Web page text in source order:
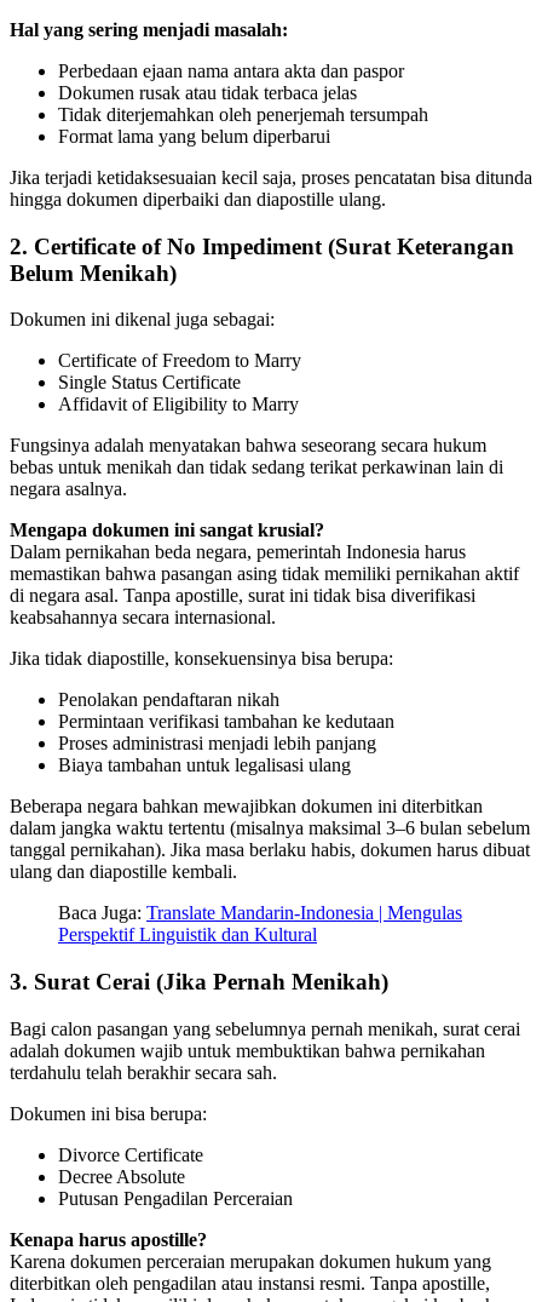
Hal yang sering menjadi masalah:
Perbedaan ejaan nama antara akta dan paspor
Dokumen rusak atau tidak terbaca jelas
Tidak diterjemahkan oleh penerjemah tersumpah
Format lama yang belum diperbarui
Jika terjadi ketidaksesuaian kecil saja, proses pencatatan bisa ditunda
hingga dokumen diperbaiki dan diapostille ulang.
2. Certificate of No Impediment (Surat Keterangan
Belum Menikah)
Dokumen ini dikenal juga sebagai:
Certificate of Freedom to Marry
Single Status Certificate
Affidavit of Eligibility to Marry
Fungsinya adalah menyatakan bahwa seseorang secara hukum
bebas untuk menikah dan tidak sedang terikat perkawinan lain di
negara asalnya.
Mengapa dokumen ini sangat krusial?
Dalam pernikahan beda negara, pemerintah Indonesia harus
memastikan bahwa pasangan asing tidak memiliki pernikahan aktif
di negara asal. Tanpa apostille, surat ini tidak bisa diverifikasi
keabsahannya secara internasional.
Jika tidak diapostille, konsekuensinya bisa berupa:
Penolakan pendaftaran nikah
Permintaan verifikasi tambahan ke kedutaan
Proses administrasi menjadi lebih panjang
Biaya tambahan untuk legalisasi ulang
Beberapa negara bahkan mewajibkan dokumen ini diterbitkan
dalam jangka waktu tertentu (misalnya maksimal 3–6 bulan sebelum
tanggal pernikahan). Jika masa berlaku habis, dokumen harus dibuat
ulang dan diapostille kembali.
Baca Juga: Translate Mandarin-Indonesia | Mengulas
Perspektif Linguistik dan Kultural
3. Surat Cerai (Jika Pernah Menikah)
Bagi calon pasangan yang sebelumnya pernah menikah, surat cerai
adalah dokumen wajib untuk membuktikan bahwa pernikahan
terdahulu telah berakhir secara sah.
Dokumen ini bisa berupa:
Divorce Certificate
Decree Absolute
Putusan Pengadilan Perceraian
Kenapa harus apostille?
Karena dokumen perceraian merupakan dokumen hukum yang
diterbitkan oleh pengadilan atau instansi resmi. Tanpa apostille,